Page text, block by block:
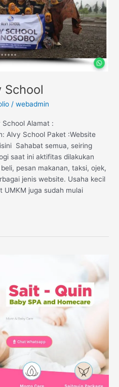
School
/ webadmin
School Alamat :
Alvy School Paket :Website
Sahabat semua, seiring
saat ini aktifitas dilakukan
pesan makanan, taksi, ojek,
jenis website. Usaha kecil
UMKM juga sudah mulai